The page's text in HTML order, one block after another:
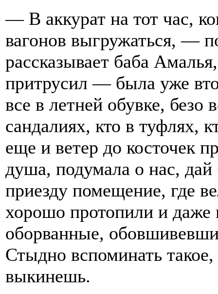
— В аккурат на тот час,
вагонов выгружаться, —
рассказывает баба
притрусил — была уже
все в летней обувке, безо
сандалиях, кто в туфлях,
еще и ветер до косточек
душа, подумала о нас,
приезду помещение, где
хорошо протопили и
оборванные,
Стыдно вспоминать
выкинешь.